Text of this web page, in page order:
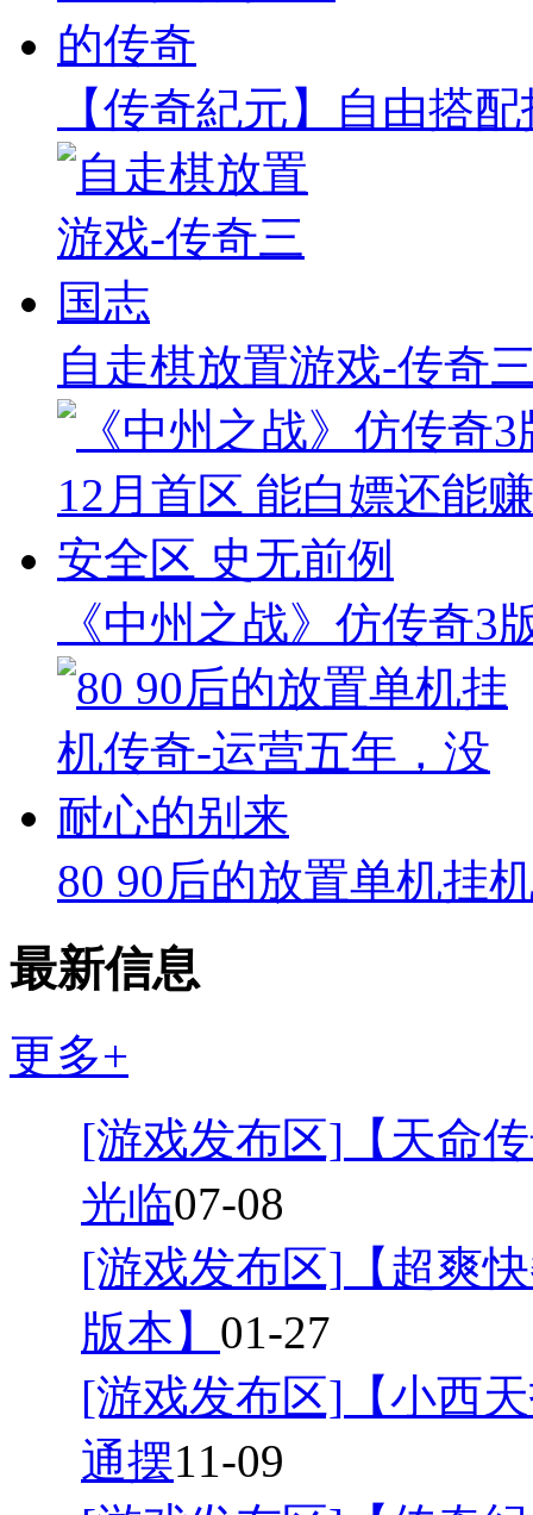
【传奇紀元】自由搭
自走棋放置游戏-传奇
《中州之战》仿传奇3
80 90后的放置单机挂
最新信息
更多+
[游戏发布区] 【天命
光临07-08
[游戏发布区] 【超爽
版本】 01-27
[游戏发布区] 【小西
通摆11-09